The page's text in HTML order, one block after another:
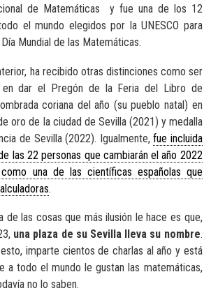
de Matemáticas
y fue una de los 12
el mundo elegidos por la UNESCO para
Mundial de las Matemáticas.
ha recibido otras distinciones como ser
dar el Pregón de la Feria del Libro de
coriana del año (su pueblo natal) en
oro de la ciudad de Sevilla (2021) y medalla
de Sevilla (2022). Igualmente,fue incluida
las 22 personas que cambiarán el año 2022
una de las científicas españolas que
.
de las cosas que más ilusión le hace es que,
una plaza de su Sevilla lleva su nombre.
imparte cientos de charlas al año y está
a todo el mundo le gustan las matemáticas,
no lo saben.